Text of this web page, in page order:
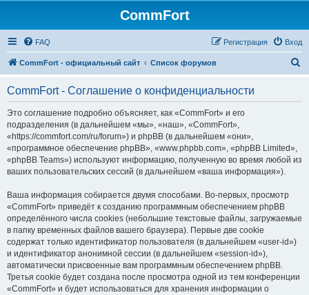
CommFort
FAQ Вход
Регистрация
CommFort - официальный сайт Список форумов
CommFort - Соглашение о конфиденциальности
Это соглашение подробно объясняет, как «CommFort» и его
подразделения (в дальнейшем «мы», «наш», «CommFort»,
«https://commfort.com/ru/forum») и phpBB (в дальнейшем «они»,
«программное обеспечение phpBB», «www.phpbb.com», «phpBB Limited»,
«phpBB Teams») используют информацию, полученную во время любой из
ваших пользовательских сессий (в дальнейшем «ваша информация»).
Ваша информация собирается двумя способами. Во-первых, просмотр
«CommFort» приведёт к созданию программным обеспечением phpBB
определённого числа cookies (небольшие текстовые файлы, загружаемые
в папку временных файлов вашего браузера). Первые две cookie
содержат только идентификатор пользователя (в дальнейшем «user-id»)
и идентификатор анонимной сессии (в дальнейшем «session-id»),
автоматически присвоенные вам программным обеспечением phpBB.
Третья cookie будет создана после просмотра одной из тем конференции
«CommFort» и будет использоваться для хранения информации о